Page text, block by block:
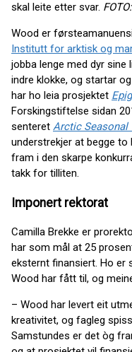
skal leite etter svar.
Wood er
Institutt for arktisk og
jobba lenge med dyr sine
indre klokke, og startar
har ho leia prosjektet
Forskingstiftelse sidan
senteret Arctic Seasonal
understrekjer at begge
fram i den skarpe
takk for tilliten.
Imponert rektorat
Camilla Brekke er
har som mål at 25
eksternt finansiert. Ho er
Wood har fått til, og
– Wood har levert eit
kreativitet, og fagleg
Samstundes er det òg